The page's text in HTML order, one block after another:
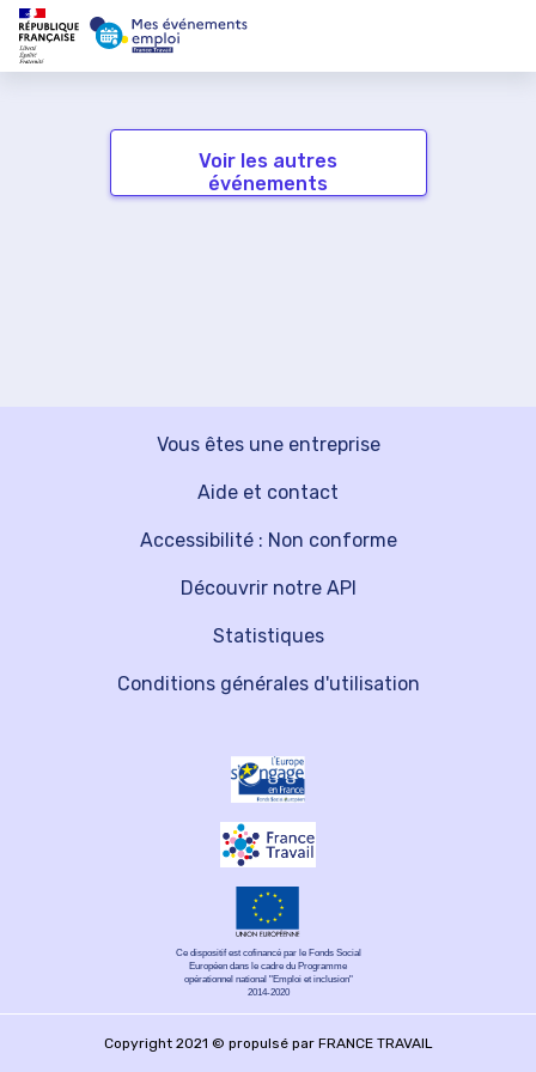
Voir les autres
événements
Vous êtes une entreprise
Découvrir notre API
Aide et contact
Statistiques
Accessibilité : Non conforme
Conditions générales d'utilisation
Ce dispositif est cofinancé par le Fonds Social
Européen dans le cadre du Programme
opérationnel national "Emploi et inclusion"
2014-2020
Copyright 2021 © propulsé par FRANCE TRAVAIL